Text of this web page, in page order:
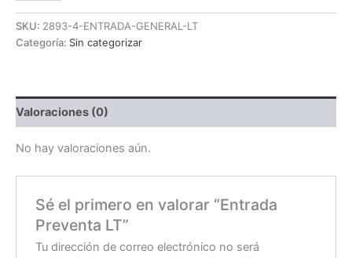
SKU: 2893-4-ENTRADA-GENERAL-LT
Categoría: Sin categorizar
Valoraciones (0)
No hay valoraciones aún.
Sé el primero en valorar “Entrada
Preventa LT”
Tu dirección de correo electrónico no será